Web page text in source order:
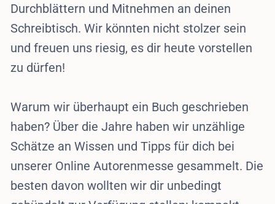
Durchblättern und Mitnehmen an deinen
Schreibtisch. Wir könnten nicht stolzer sein
und freuen uns riesig, es dir heute vorstellen
zu dürfen!
Warum wir überhaupt ein Buch geschrieben
haben? Über die Jahre haben wir unzählige
Schätze an Wissen und Tipps für dich bei
unserer Online Autorenmesse gesammelt. Die
besten davon wollten wir dir unbedingt